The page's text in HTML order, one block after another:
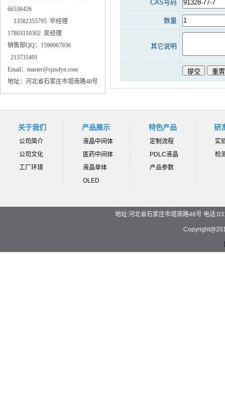
66536426
13582355795 毕经理
17803110302 吴经理
销售部QQ：1596067936
215735491
Email：master@sjzsdyn.com
地址：河北省石家庄市塔南路48号
CAS号码
数量
其它说明
关于我们
公司简介
公司文化
工厂环境
产品展示
液晶中间体
医药中间体
液晶单体
OLED
特色产品
定制流程
PDLC液晶
产品参数
研
实
检
地址:河北省石家庄市塔南路48号 电话